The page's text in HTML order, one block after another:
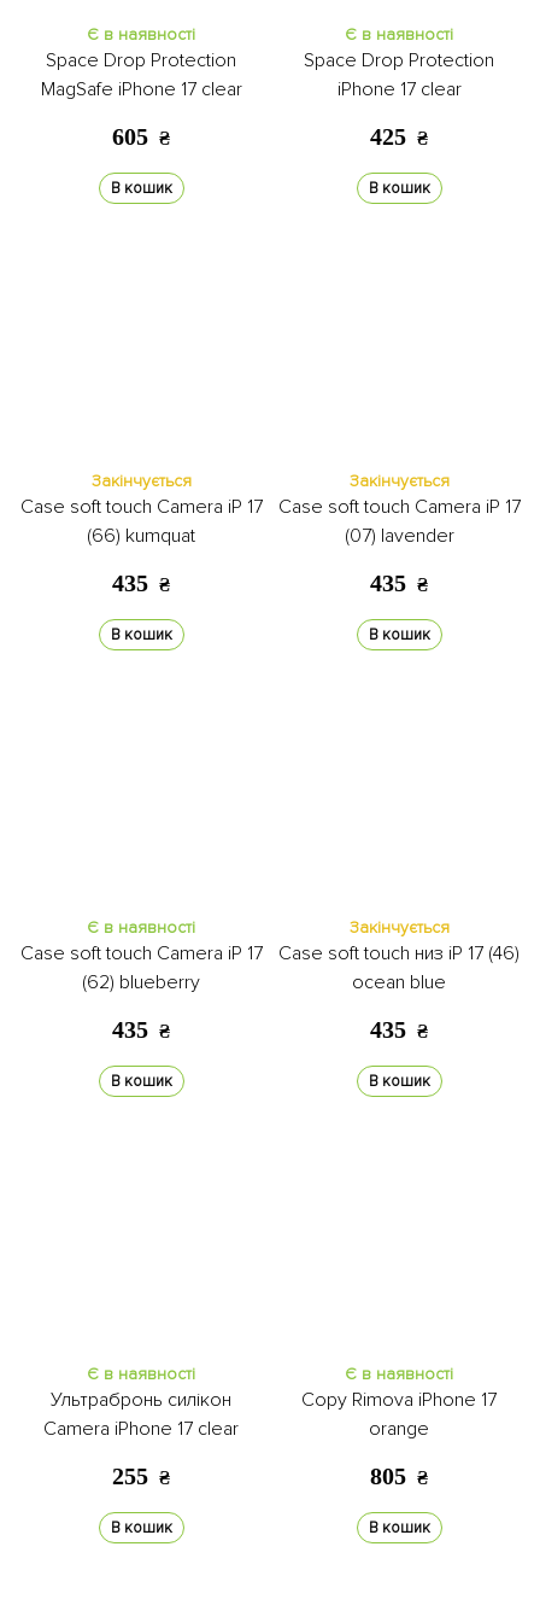
Є в наявності
Space Drop Protection
MagSafe iPhone 17 clear
605 ₴
В кошик
Є в наявності
Space Drop Protection
iPhone 17 clear
425 ₴
В кошик
Закінчується
Case soft touch Camera iP 17
(66) kumquat
435 ₴
В кошик
Закінчується
Case soft touch Camera iP 17
(07) lavender
435 ₴
В кошик
Є в наявності
Case soft touch Camera iP 17
(62) blueberry
435 ₴
В кошик
Закінчується
Case soft touch низ iP 17 (46)
ocean blue
435 ₴
В кошик
Є в наявності
Ультрабронь силікон
Camera iPhone 17 clear
255 ₴
В кошик
Є в наявності
Copy Rimova iPhone 17
orange
805 ₴
В кошик